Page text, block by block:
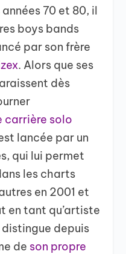
70 et 80, il
boys bands
par son frère
. Alors que ses
dès
carrière solo
lancée par un
qui lui permet
les charts
en 2001 et
en tant qu’artiste
distingue depuis
de son propre